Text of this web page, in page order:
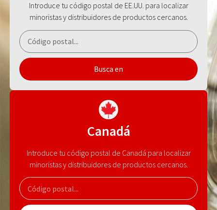
Introduce tu código postal de EE.UU. para localizar
minoristas y distribuidores de productos cercanos.
Busca en
Canadá
Introduce tu código postal de Canadá para localizar
minoristas y distribuidores de productos cercanos.